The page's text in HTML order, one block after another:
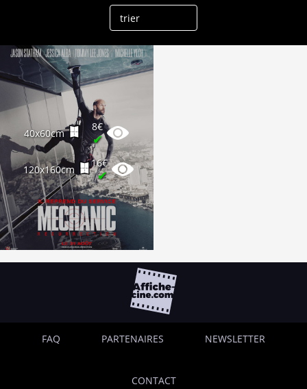
40x60cm
8€
✔
120x160cm
16€
✔
FAQ PARTENAIRES NEWSLETTER
CONTACT